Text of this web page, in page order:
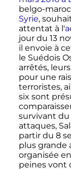
belgo-
Syrie,
attentat à l'
jour du 13
il envoie à
le Suédois
arrêtés,
pour une
terroristes,
six sont
survivant
attaques,
partir du 8
plus grande
organisée
peines vont